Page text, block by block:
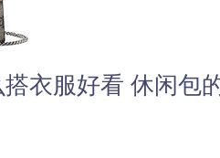
衣服好看 休闲包